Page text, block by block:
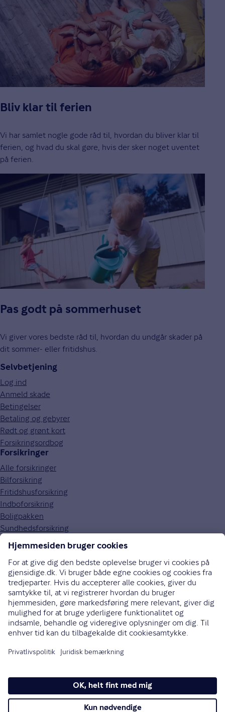
Bliv klar til ferien
Vi har samlet nogle gode råd til, hvordan du bliver klar til
ferien, og hvad du skal gøre, hvis der sker noget uventet
på ferien.
Pas godt på sommerhuset
Vi giver vores bedste råd til, hvordan du undgår skader på
dit sommer- eller fritidshus.
Selvbetjening
Log ind
Anmeld skade
Betingelser
Betaling og gebyrer
Rødt og grønt kort
Forsikringsordbog
Forsikringer
Alle forsikringer
Bilforsikring
Fritidshusforsikring
Indboforsikring
Boligpakken
Sundhedsforsikring
Om Gjensidige
Om os
Kundefordele
Job og karriere
Presse
Bæredygtighed
Gouda rejseforsikring
Brugerpanel
70 10 90 09
Bliv ringet op